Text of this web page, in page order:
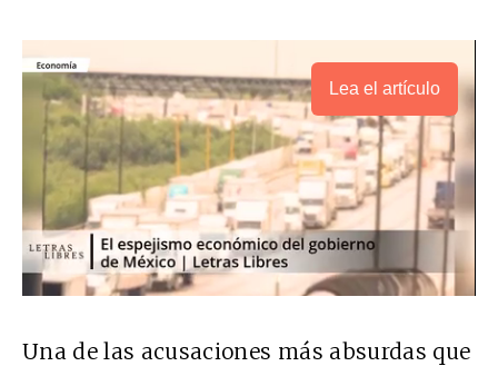
Lea el artículo
Una de las acusaciones más absurdas que